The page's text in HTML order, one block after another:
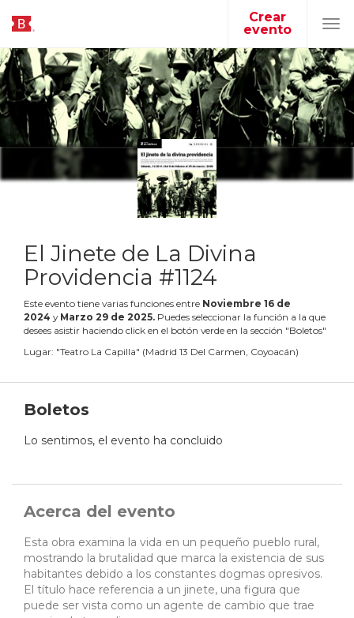
Crear
evento
El Jinete de La Divina
Providencia #1124
Este evento tiene varias funciones entre Noviembre 16 de
2024 y Marzo 29 de 2025. Puedes seleccionar la función a la que
desees asistir haciendo click en el botón verde en la sección "Boletos"
Lugar: "Teatro La Capilla" (Madrid 13 Del Carmen, Coyoacán)
Boletos
Lo sentimos, el evento ha concluido
Acerca del evento
Esta obra examina la vida en un pequeño pueblo rural,
mostrando la brutalidad que marca la existencia de sus
habitantes debido a los constantes dogmas opresivos.
El título hace referencia a un jinete, una figura que
puede ser vista como un agente de cambio que trae